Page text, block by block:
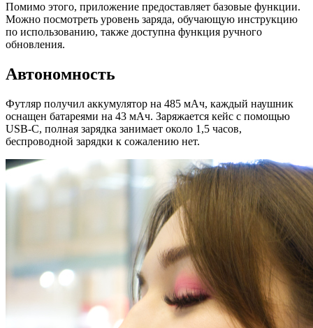
Помимо этого, приложение предоставляет базовые функции.
Можно посмотреть уровень заряда, обучающую инструкцию
по использованию, также доступна функция ручного
обновления.
Автономность
Футляр получил аккумулятор на 485 мАч, каждый наушник
оснащен батареями на 43 мАч. Заряжается кейс с помощью
USB-C, полная зарядка занимает около 1,5 часов,
беспроводной зарядки к сожалению нет.